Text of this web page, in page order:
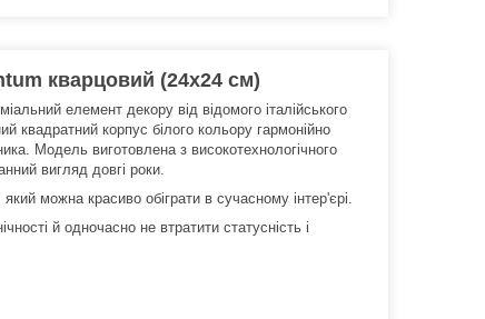
кварцовий (24х24 см)
елемент декору від відомого італійського
квадратний корпус білого кольору гармонійно
Модель виготовлена з високотехнологічного
вигляд довгі роки.
можна красиво обіграти в сучасному інтер'єрі.
й одночасно не втратити статусність і